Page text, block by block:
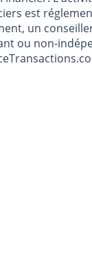
est
un
ou non-